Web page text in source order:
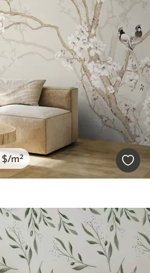
$/m²